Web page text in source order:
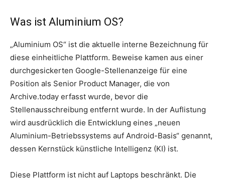
Was ist Aluminium OS?
„Aluminium OS“ ist die aktuelle interne Bezeichnung für
diese einheitliche Plattform. Beweise kamen aus einer
durchgesickerten Google-Stellenanzeige für eine
Position als Senior Product Manager, die von
Archive.today erfasst wurde, bevor die
Stellenausschreibung entfernt wurde. In der Auflistung
wird ausdrücklich die Entwicklung eines „neuen
Aluminium-Betriebssystems auf Android-Basis“ genannt,
dessen Kernstück künstliche Intelligenz (KI) ist.
Diese Plattform ist nicht auf Laptops beschränkt. Die